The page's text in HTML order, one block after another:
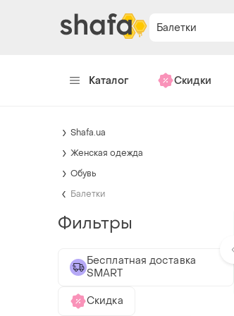
Балетки
Каталог Скидки
Shafa.ua
Женская одежда
Обувь
Балетки
Фильтры
Бесплатная доставка
SMART
Скидка